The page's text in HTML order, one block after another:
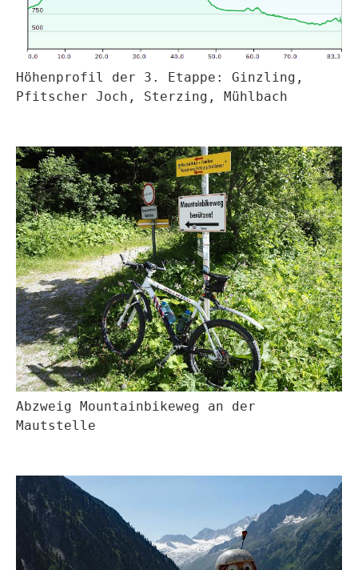
Höhenprofil der 3. Etappe: Ginzling,
Pfitscher Joch, Sterzing, Mühlbach
Abzweig Mountainbikeweg an der
Mautstelle